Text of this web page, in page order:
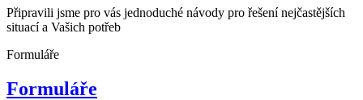
Připravili jsme pro vás jednoduché návody pro řešení nejčastějších
situací a Vašich potřeb
Formuláře
Formuláře